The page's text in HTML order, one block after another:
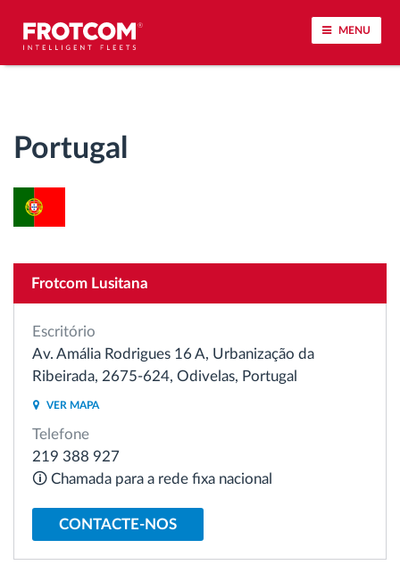
MENU
Controlo de acesso
Planeamento e monitorização de rotas
Identificação automática de condutores
Portugal
Frotcom Lusitana
Escritório
Av. Amália Rodrigues 16 A, Urbanização da
Ribeirada, 2675-624, Odivelas, Portugal
VER MAPA
Telefone
219 388 927
🛈 Chamada para a rede fixa nacional
CONTACTE-NOS